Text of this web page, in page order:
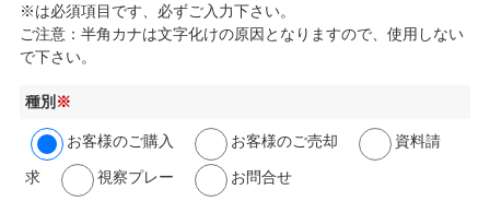
※は必須項目です、必ずご入力下さい。
ご注意：半角カナは文字化けの原因となりますので、使用しない
で下さい。
種別 ※
お客様のご購入 お客様のご売却 資料請
求 視察プレー お問合せ